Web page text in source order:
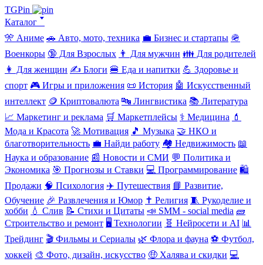
TGPin
Каталог 🢓
🎌 Аниме 🚗 Авто, мото, техника 💼 Бизнес и стартапы 🪖
Военкоры 🔞 Для Взрослых 👨 Для мужчин 👪 Для родителей
👩 Для женщин ✍️ Блоги 🍔 Еда и напитки 💪 Здоровье и
спорт 🎮 Игры и приложения 📜 История 🤖 Искусственный
интеллект 🪙 Криптовалюта 🔤 Лингвистика 📚 Литература
📈 Маркетинг и реклама 🛒 Маркетплейсы ⚕️ Медицина 💄
Мода и Красота 🚀 Мотивация 🎵 Музыка 🤝 НКО и
благотворительность 💼 Найди работу 🏘️ Недвижимость 📖
Наука и образование 📰 Новости и СМИ 💬 Политика и
Экономика 🎯 Прогнозы и Ставки 💻 Программирование 🛍️
Продажи 🧠 Психология ✈️ Путешествия 📘 Развитие,
Обучение 🎉 Развлечения и Юмор ✝️ Религия 🧵 Рукоделие и
хобби 💧 Слив 📝 Стихи и Цитаты 📣 SMM - social media 🧱
Строительство и ремонт 🖥️ Технологии 🧬 Нейросети и AI 📊
Трейдинг 🎬 Фильмы и Сериалы 🌿 Флора и фауна ⚽ Футбол,
хоккей 🎨 Фото, дизайн, искусство 🤑 Халява и скидки 💻